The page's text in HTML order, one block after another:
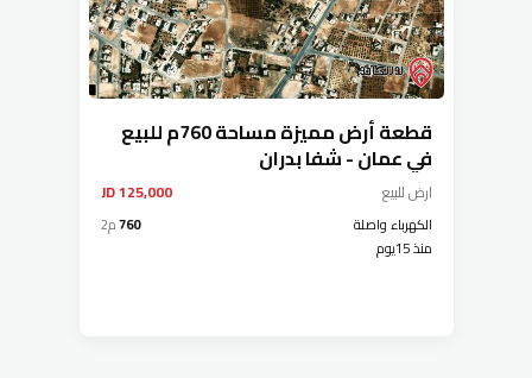
قطعة أرض مميزة مساحة 760م للبيع
في عمان - شفا بدران
ارضللبيع 125,000 JD
الكهرباء واصلة 760م2
منذ 15يوم